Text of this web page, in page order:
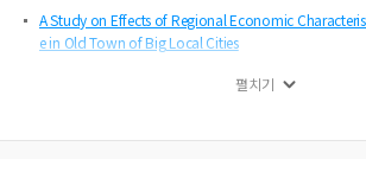
A Study on Effects of Regional Economic
e in Old Town of Big Local Cities
주택임대차 분쟁조정 성립결정 요인 분석
보상액의 적절성 판단에 관한 연구
펼치기